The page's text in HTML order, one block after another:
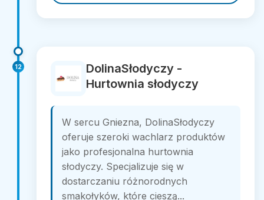
12
DolinaSłodyczy -
Hurtownia słodyczy
W sercu Gniezna, DolinaSłodyczy
oferuje szeroki wachlarz produktów
jako profesjonalna hurtownia
słodyczy. Specjalizuje się w
dostarczaniu różnorodnych
smakołyków, które cieszą...